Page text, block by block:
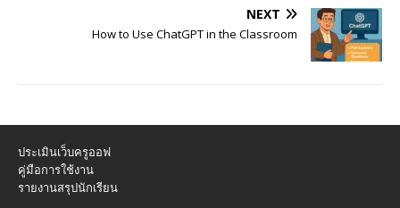
NEXT
How to Use ChatGPT in the Classroom
ประเมินเว็บครูออฟ
คู่มือการใช้งาน
รายงานสรุปนักเรียน